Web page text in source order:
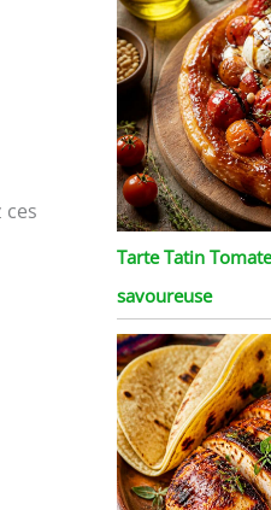
Tarte Tatin
savoureuse